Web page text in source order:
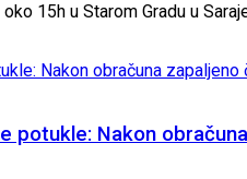
15h u Starom Gradu u
potukle: Nakon